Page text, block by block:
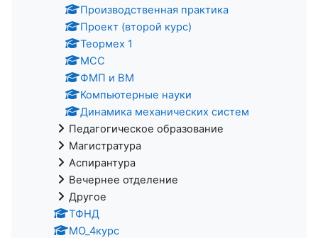
Производственная практика
Проект (второй курс)
Теормех 1
МСС
ФМП и ВМ
Компьютерные науки
Динамика механических систем
Педагогическое образование
Магистратура
Аспирантура
Вечернее отделение
Другое
ТФНД
МО_4курс